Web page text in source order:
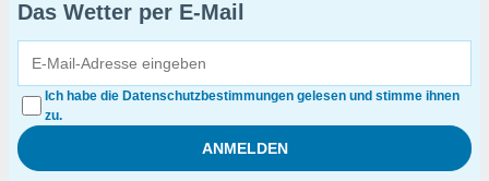
Das Wetter per E-Mail
Ich habe die Datenschutzbestimmungen gelesen und stimme ihnen
zu.